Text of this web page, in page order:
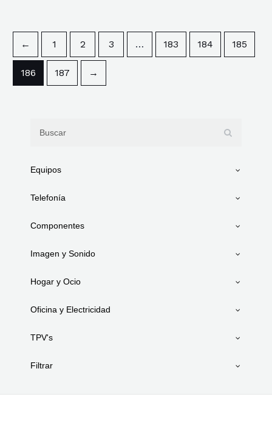
Equipos
Telefonía
Componentes
Imagen y Sonido
Hogar y Ocio
Oficina y Electricidad
TPV's
Filtrar
← 1 2 3 … 183 184 185
186 187 →